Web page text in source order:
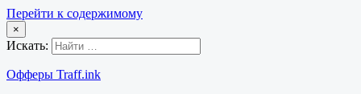
Перейти к содержимому
×
Искать:
Офферы Traff.ink